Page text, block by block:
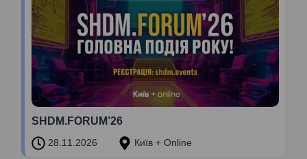
SHDM.FORUM’26
28.11.2026 Київ + Online